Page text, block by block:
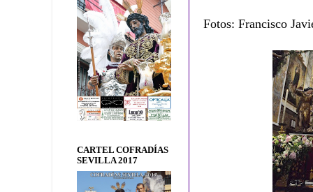
Fotos: Francisco
CARTEL COFRADÍAS
SEVILLA 2017